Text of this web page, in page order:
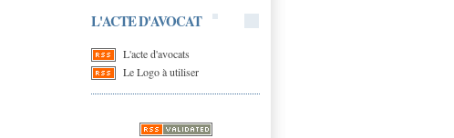
L'ACTE D'AVOCAT
L'acte d'avocats
Le Logo à utiliser